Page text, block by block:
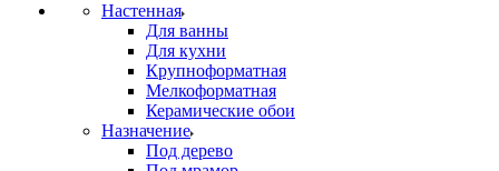
Настенная
Для ванны
Для кухни
Крупноформатная
Мелкоформатная
Керамические обои
Назначение
Под дерево